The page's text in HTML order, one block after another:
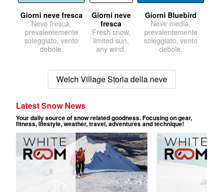
Giorni neve fresca
Neve fresca,
prevalentemente
soleggiato, vento
debole.
Giorni neve
fresca
Fresh snow,
limited sun,
any wind.
Giorni Bluebird
Neve media,
prevalentemente
soleggiato, vento
debole.
Welch Village Storia della neve